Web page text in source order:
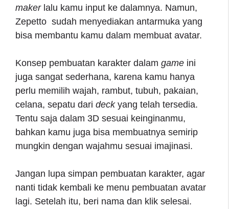
makerlalu kamu input ke dalamnya. Namun,
Zepetto sudah menyediakan antarmuka yang
bisa membantu kamu dalam membuat avatar.
Konsep pembuatan karakter dalam game ini
juga sangat sederhana, karena kamu hanya
perlu memilih wajah, rambut, tubuh, pakaian,
celana, sepatu dari deckyang telah tersedia.
Tentu saja dalam 3D sesuai keinginanmu,
bahkan kamu juga bisa membuatnya semirip
mungkin dengan wajahmu sesuai imajinasi.
Jangan lupa simpan pembuatan karakter, agar
nanti tidak kembali ke menu pembuatan avatar
lagi. Setelah itu, beri nama dan klik selesai.